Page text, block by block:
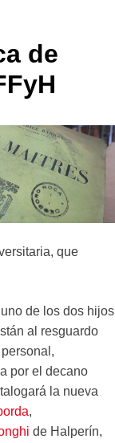
de
que
de los dos hijos
al resguardo
por el decano
la nueva
,
de Halperín,